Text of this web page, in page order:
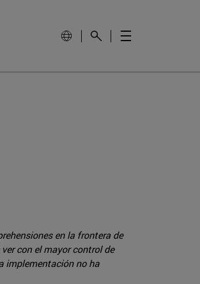
en la frontera de
con el mayor control de
implementación no ha